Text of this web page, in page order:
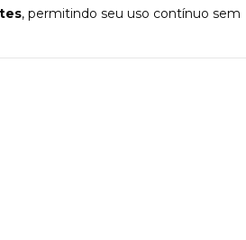
, permitindo seu uso contínuo sem